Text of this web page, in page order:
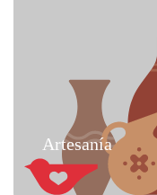
Artesanía